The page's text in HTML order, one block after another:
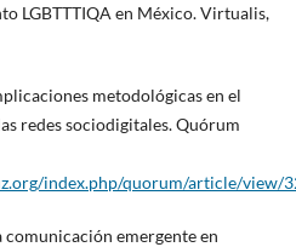
LGBTTTIQA en México. Virtualis,
metodológicas en el
redes sociodigitales. Quórum
index.php/quorum/article/view/
comunicación emergente en